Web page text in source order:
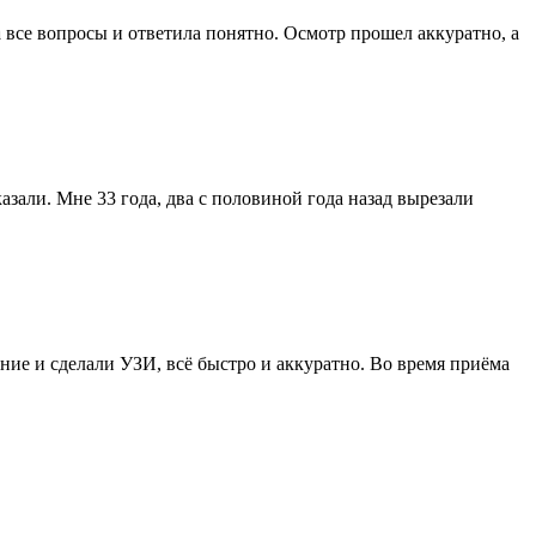
вопросы и ответила понятно. Осмотр прошел аккуратно, а
Мне 33 года, два с половиной года назад вырезали
и сделали УЗИ, всё быстро и аккуратно. Во время приёма